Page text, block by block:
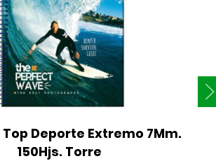
Deporte Extremo 7Mm.
150Hjs. Torre